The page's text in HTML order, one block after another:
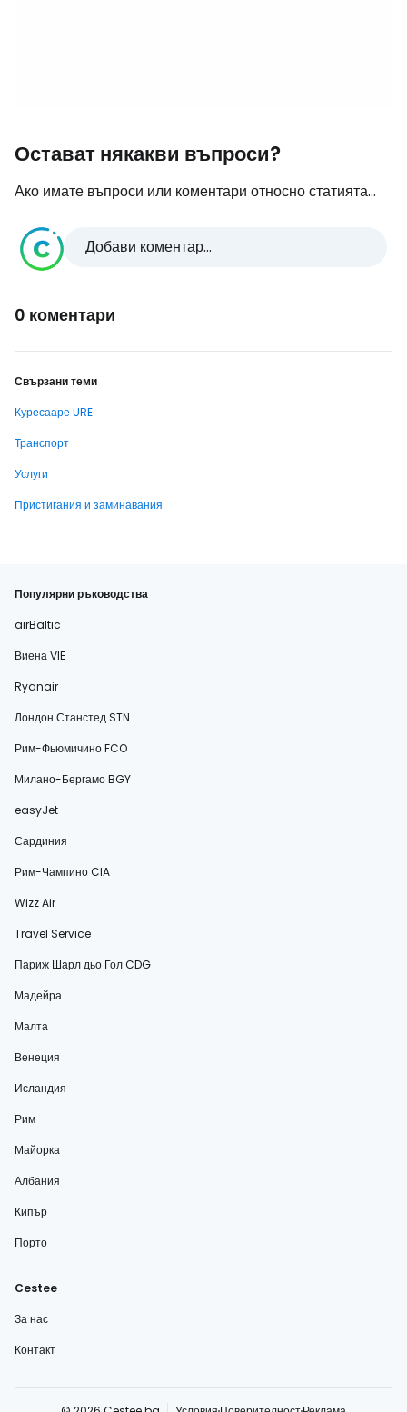
Остават някакви въпроси?
Ако имате въпроси или коментари относно статията...
Добави коментар...
0 коментари
Свързани теми
Куресааре URE
Транспорт
Услуги
Пристигания и заминавания
Популярни ръководства
airBaltic
Виена VIE
Ryanair
Лондон Станстед STN
Рим-Фьюмичино FCO
Милано-Бергамо BGY
easyJet
Сардиния
Рим-Чампино CIA
Wizz Air
Travel Service
Париж Шарл дьо Гол CDG
Мадейра
Малта
Венеция
Исландия
Рим
Майорка
Албания
Кипър
Порто
Cestee
За нас
Контакт